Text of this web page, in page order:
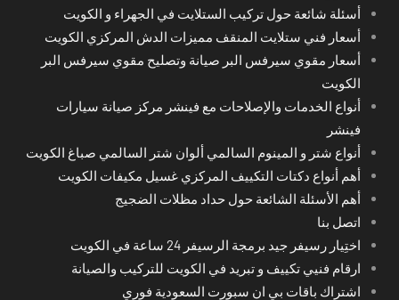
أسئلة شائعة حول تركيب الستلايت في الجهراء و الكويت
أسعار فني ستلايت المنقف مميزات الدش المركزي الكويت
أسعار مقوي سيرفس البر صيانة وتصليح مقوي سيرفس البر
الكويت
أنواع الخدمات والإصلاحات مع فينشر مركز صيانة سيارات
فينشر
أنواع شتر و المينوم السالمي ألوان شتر السالمي صباغ الكويت
أهم أنواع دكتات التكييف المركزي غسيل مكيفات الكويت
أهم الأسئلة الشائعة حول حداد مظلات الضجيج
اتصل بنا
اختِيار رسيفر جيد برمجة الرسيفر 24 ساعة في الكويت
ارقام فنيي تكييف و تبريد في الكويت للتركيب والصيانة
اشتراك باقات بي ان سبورت السعودية فوري